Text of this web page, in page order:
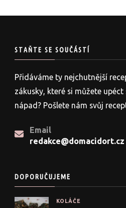
STAŇTE SE SOUČÁSTÍ
Přidáváme ty nejchutnější
zákusky, které si můžete
nápad? Pošlete nám svůj
Email
redakce@domacidort.cz
DOPORUČUJEME
KOLÁČE